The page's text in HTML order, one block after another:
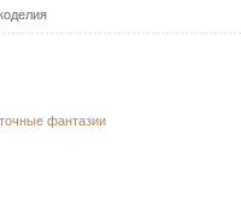
фантазии